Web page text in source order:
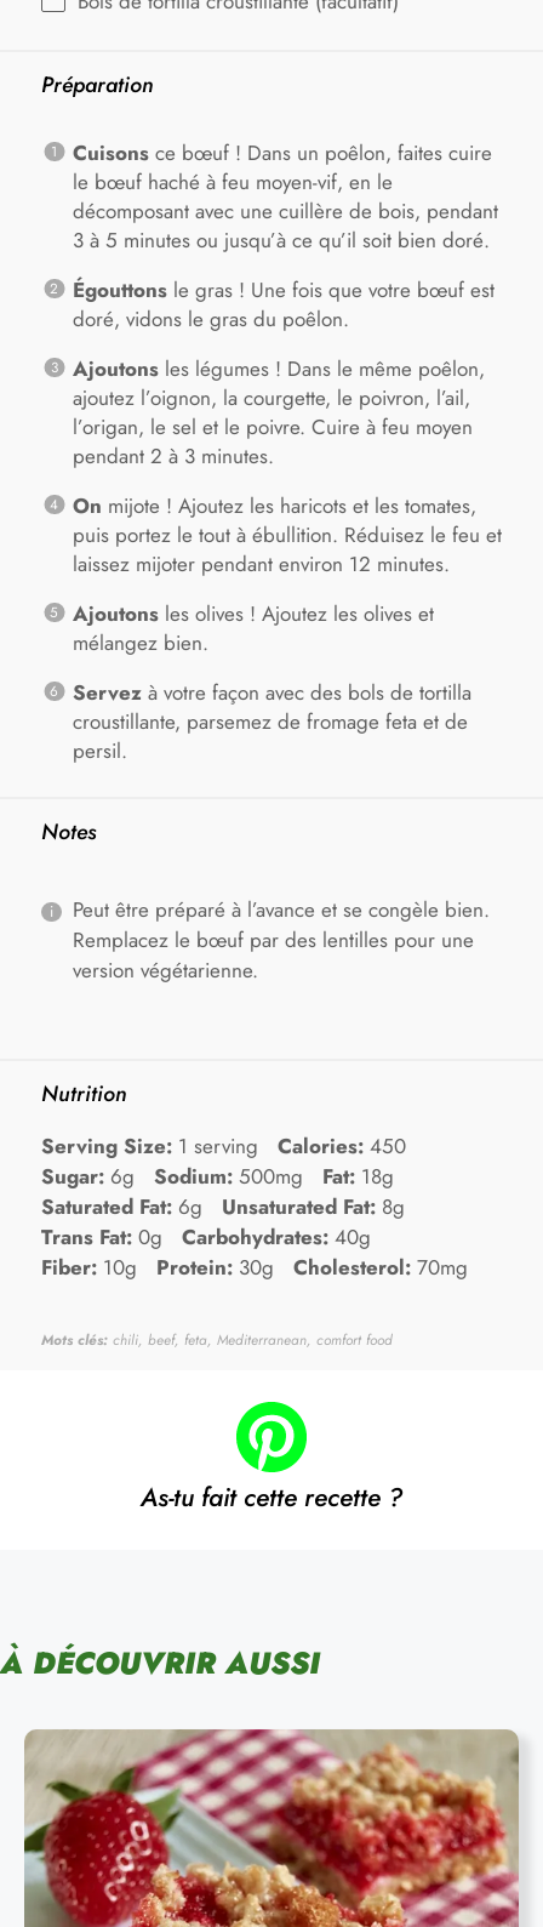
Préparation
Cuisonsce bœuf ! Dans un poêlon, faites cuire
le bœuf haché à feu moyen-vif, en le
décomposant avec une cuillère de bois, pendant
3 à 5 minutes ou jusqu’à ce qu’il soit bien doré.
Égouttonsle gras ! Une fois que votre bœuf est
doré, vidons le gras du poêlon.
Ajoutonsles légumes ! Dans le même poêlon,
ajoutez l’oignon, la courgette, le poivron, l’ail,
l’origan, le sel et le poivre. Cuire à feu moyen
pendant 2 à 3 minutes.
On mijote ! Ajoutez les haricots et les tomates,
puis portez le tout à ébullition. Réduisez le feu et
laissez mijoter pendant environ 12 minutes.
Ajoutonsles olives ! Ajoutez les olives et
mélangez bien.
Servezà votre façon avec des bols de tortilla
croustillante, parsemez de fromage feta et de
persil.
Notes
Peut être préparé à l’avance et se congèle bien.
Remplacez le bœuf par des lentilles pour une
version végétarienne.
Nutrition
Serving Size: 1 serving Calories: 450
Sugar: 6g Sodium: 500mg Fat: 18g
Saturated Fat: 6g Unsaturated Fat: 8g
Trans Fat: 0g Carbohydrates: 40g
Fiber: 10g Protein: 30g Cholesterol: 70mg
Mots clés: chili, beef, feta, Mediterranean, comfort food
As-tu fait cette recette ?
À DÉCOUVRIR AUSSI